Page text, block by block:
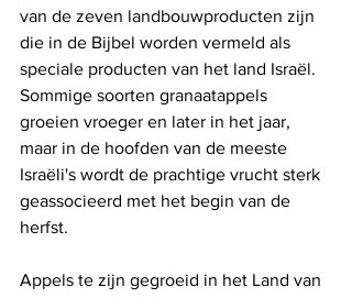
van de zeven landbouwproducten zijn
die in de Bijbel worden vermeld als
speciale producten van het land Israël.
Sommige soorten granaatappels
groeien vroeger en later in het jaar,
maar in de hoofden van de meeste
Israëli's wordt de prachtige vrucht sterk
geassocieerd met het begin van de
herfst.
Appels te zijn gegroeid in het Land van